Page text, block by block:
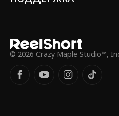
© 2026 Crazy Maple Studio™,